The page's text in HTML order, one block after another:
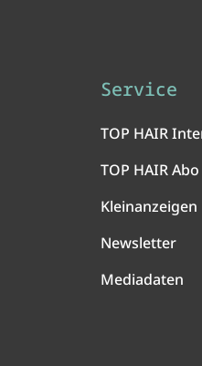
Service
TOP HAIR
TOP HAIR Abo
Kleinanzeigen
Newsletter
Mediadaten